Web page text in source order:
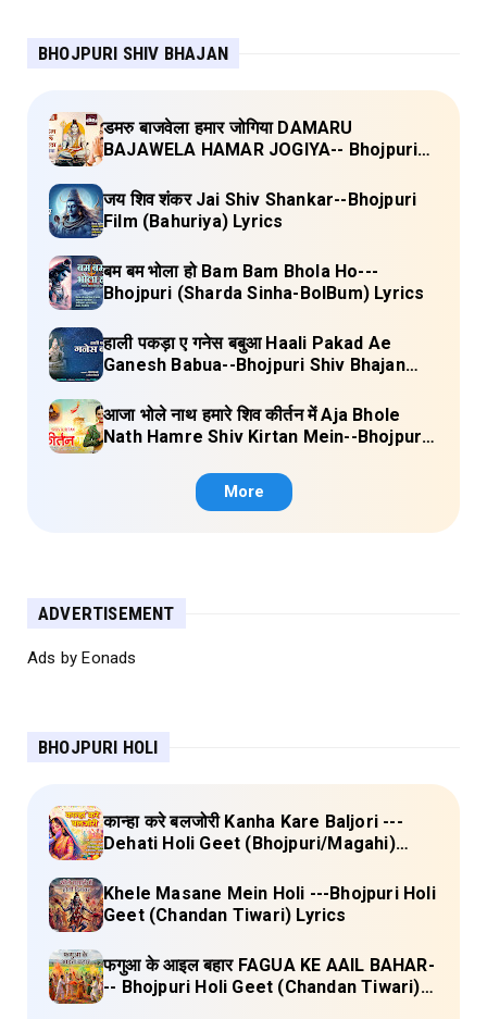
BHOJPURI SHIV BHAJAN
डमरु बाजवेला हमार जोगिया DAMARU
BAJAWELA HAMAR JOGIYA-- Bhojpuri
जय शिव शंकर Jai Shiv Shankar--Bhojpuri
Film (Bahuriya) Lyrics
बम बम भोला हो Bam Bam Bhola Ho---
Bhojpuri (Sharda Sinha-BolBum) Lyrics
हाली पकड़ा ए गनेस बबुआ Haali Pakad Ae
Ganesh Babua--Bhojpuri Shiv Bhajan
आजा भोले नाथ हमारे शिव कीर्तन में Aja Bhole
Nath Hamre Shiv Kirtan Mein--Bhojpuri
More
ADVERTISEMENT
Ads by Eonads
BHOJPURI HOLI
कान्हा करे बलजोरी Kanha Kare Baljori ---
Dehati Holi Geet (Bhojpuri/Magahi)
Khele Masane Mein Holi ---Bhojpuri Holi
Geet (Chandan Tiwari) Lyrics
फगुआ के आइल बहार FAGUA KE AAIL BAHAR-
-- Bhojpuri Holi Geet (Chandan Tiwari)